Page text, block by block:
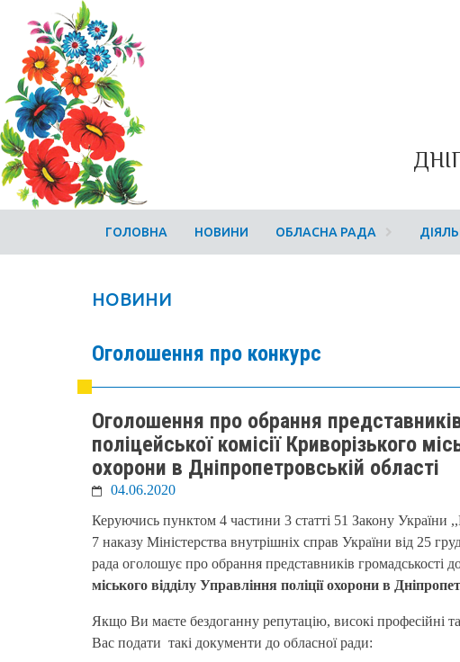
ГОЛОВНА НОВИНИ ОБЛАСНА РАДА
НОВИНИ
Оголошення про конкурс
Оголошення про обрання
поліцейської комісії Криворізького
охорони в Дніпропетровській області
04.06.2020
Керуючись пунктом 4 частини 3 статті 51 Закону України
7 наказу Міністерства внутрішніх справ України від 25
рада оголошує про обрання представників громадськості до
міського відділу Управління поліції охорони в
Якщо Ви маєте бездоганну репутацію, високі професійні
Вас подати такі документи до обласної ради: